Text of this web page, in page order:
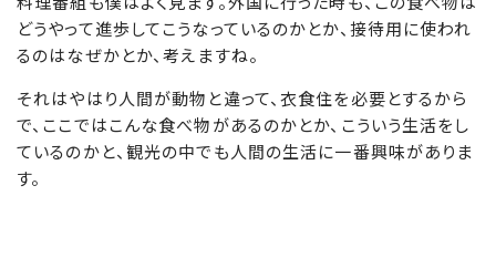
どうやって進歩してこうなっているのかとか、接待用に使われ
るのはなぜかとか、考えますね。
それはやはり人間が動物と違って、衣食住を必要とするから
で、ここではこんな食べ物があるのかとか、こういう生活をし
ているのかと、観光の中でも人間の生活に一番興味がありま
す。